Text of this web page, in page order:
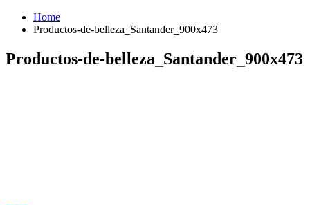
Home
Productos-de-belleza_Santander_900x473
Productos-de-belleza_Santander_900x473